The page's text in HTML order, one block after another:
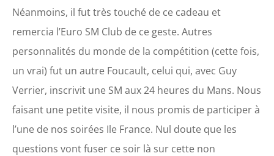
Néanmoins, il fut très touché de ce cadeau et
remercia l’Euro SM Club de ce geste. Autres
personnalités du monde de la compétition (cette fois,
un vrai) fut un autre Foucault, celui qui, avec Guy
Verrier, inscrivit une SM aux 24 heures du Mans. Nous
faisant une petite visite, il nous promis de participer à
l’une de nos soirées Ile France. Nul doute que les
questions vont fuser ce soir là sur cette non